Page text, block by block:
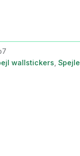
wallstickers Spejle